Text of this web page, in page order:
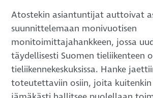
Atostekin asiantuntijat auttoivat
suunnittelemaan monivuotisen
monitoimittajahankkeen, jossa
täydellisesti Suomen tieliikenteen
tieliikennekeskuksissa. Hanke
toteutettaviin osiin, joita